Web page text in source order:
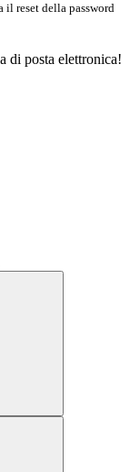
il reset della password
di posta elettronica!